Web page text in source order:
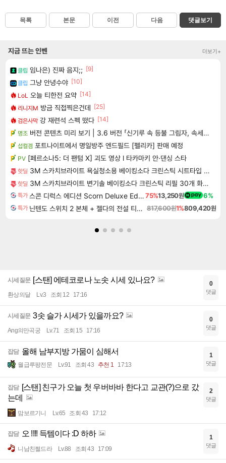
목록 본문 이전 다음 댓글보기
지금 뜨는 인벤 더보기+
클립 임나은) 진짜 음지;; [9]
클립 그냥 안녕수야 [10]
LoL 오늘 티한전 요약 [14]
리니지M 방금 직접찍은건데 [25]
검은사막 강 재련석 스펙 떴다 [14]
명조 버전 콘텐츠 미리 보기 | 3.6 버전 「신기루 속 등불 그림자, 속세에 깃든 검의 결심」이 8월 20일에 업데이트됩니다!
섭컬겜 포트나이트에서 명일방주 엔드필드 [펠리카] 판매 예정
PV [페르소나5: 더 팬텀 X] 괴도 영상 l 타카마키 안·댄싱 스타
핫딜 3M 스카치브라이트 욕실청소용 베이킹소다 크린스틱 시트타입 소형 80매(40매x2개)
핫딜 3M 스카치브라이트 변기솔 베이킹소다 크린스틱 리필 30개 화장실 욕실 청소솔 변기클리너
특가 스콘 디럭스 에디션 Scorn Deluxe Edition75%13,250원 6%
특가 닌텐도 스위치 2 본체 + 젤다의 전설 티어스 오브 더 킹덤 닌텐도 스위치 2 에디션 + 젤다의 전설 브레스 오브 더 와일드 닌텐도 스위치 2 에디션 번들 817,600원1%809,420원
시세질문 [스탠] 에테코로나 노솟 시세 있나요?
환상의달 Lv.3 조회 12 17:16
0
댓글
시세질문 3솟 슬가 시세가 있을까요?
Ang의만곡궁 Lv.71 조회 15 17:16
0
댓글
잡담 올해 남부지방 가뭄이 심해서
월급루팡전문 Lv.91 조회 43 추천 1 17:13
1
댓글
잡담 [스탠] 친구가 오늘 첫 우버바바 한다고 교관(?)으로 갔
는데
맘보르기니 Lv.65 조회 43 17:12
2
댓글
잡담 오 !!!! 득템이다 :D 하하
니남친쩔드라 Lv.88 조회 43 17:09
1
댓글